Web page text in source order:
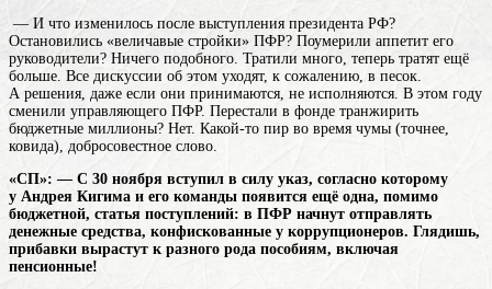
— И что изменилось после выступления президента РФ?
Остановились «величавые стройки» ПФР? Поумерили аппетит его
руководители? Ничего подобного. Тратили много, теперь тратят ещё
больше. Все дискуссии об этом уходят, к сожалению, в песок.
А решения, даже если они принимаются, не исполняются. В этом году
сменили управляющего ПФР. Перестали в фонде транжирить
бюджетные миллионы? Нет. Какой-то пир во время чумы (точнее,
ковида), добросовестное слово.
«СП»: — С 30 ноября вступил в силу указ, согласно которому
у Андрея Кигима и его команды появится ещё одна, помимо
бюджетной, статья поступлений: в ПФР начнут отправлять
денежные средства, конфискованные у коррупционеров. Глядишь,
прибавки вырастут к разного рода пособиям, включая
пенсионные!